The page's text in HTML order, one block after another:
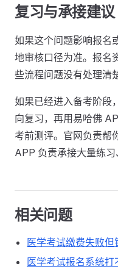
复习与承接建议
如果这个问题影响报名
地审核口径为准。报名
些流程问题没有处理清
如果已经进入备考阶段
向复习，再用易哈佛
考前测评。官网负责帮
APP 负责承接大量练习
相关问题
医学考试缴费失败
医学考试报名系统